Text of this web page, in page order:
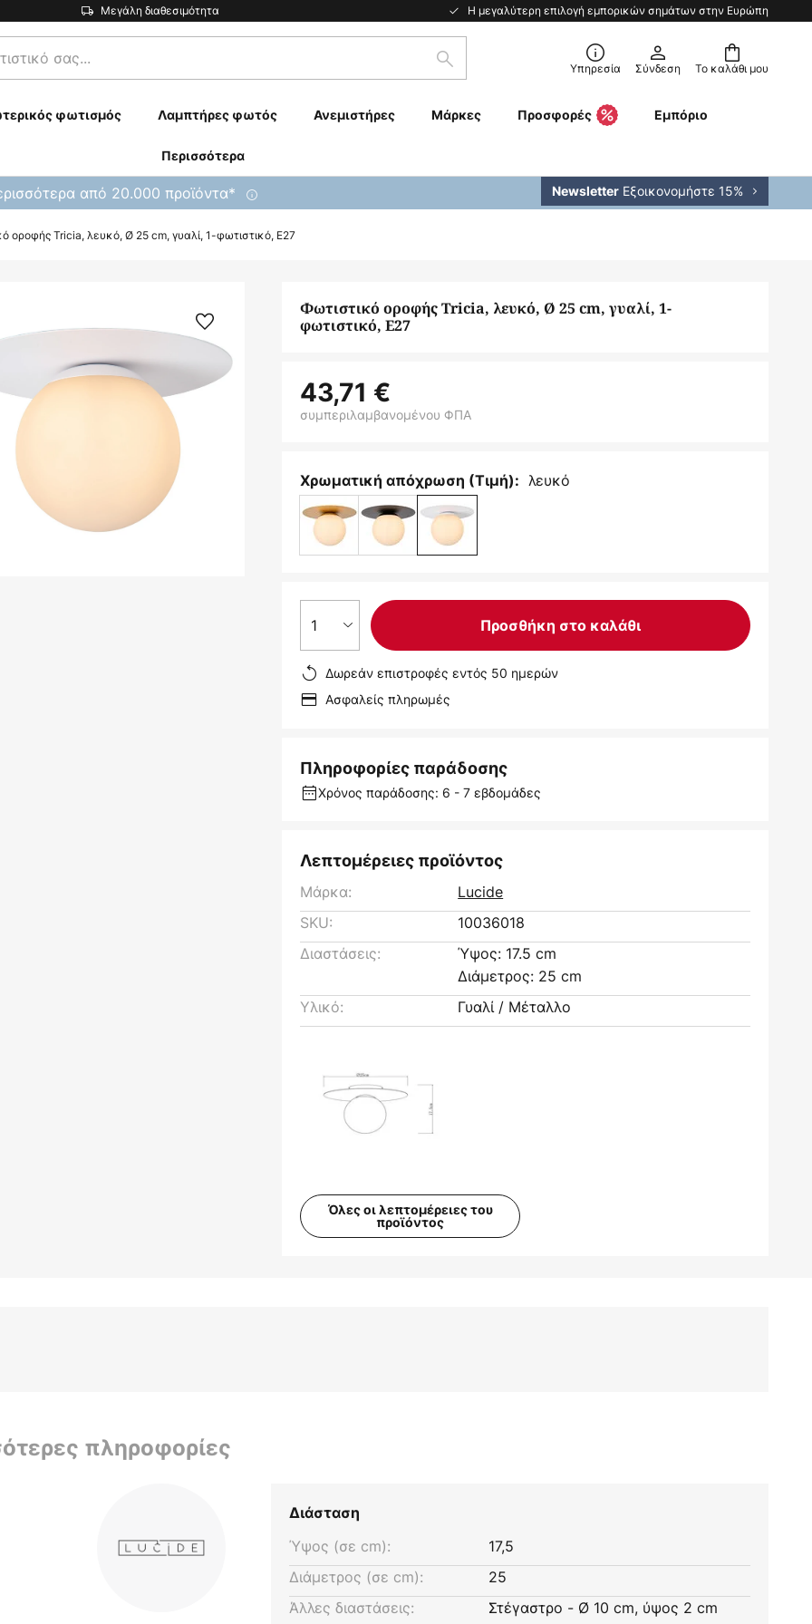
Μεγάλη διαθεσιμότητα Η μεγαλύτερη επιλογή εμπορικών σημάτων στην Ευρώπη
Το καλάθι μου
Αναζήτηση Υπηρεσία Σύνδεση
φωτισμός Λαμπτήρες φωτός Ανεμιστήρες Μάρκες Προσφορές Εμπόριο
Περισσότερα
από 20.000 προϊόντα* Newsletter Εξοικονομήστε 15%
οροφής Tricia, λευκό, Ø 25 cm, γυαλί, 1-φωτιστικό, E27
Φωτιστικό οροφής Tricia, λευκό, Ø 25 cm, γυαλί, 1-
φωτιστικό, E27
43,71 €
συμπεριλαμβανομένου ΦΠΑ
Χρωματική απόχρωση (Τιμή): λευκό
1 Προσθήκη στο καλάθι
Δωρεάν επιστροφές εντός 50 ημερών
Ασφαλείς πληρωμές
Πληροφορίες παράδοσης
Χρόνος παράδοσης: 6 - 7 εβδομάδες
Λεπτομέρειες προϊόντος
Μάρκα:
Lucide
SKU:
10036018
Διαστάσεις:
Ύψος: 17.5 cm
Διάμετρος: 25 cm
Υλικό:
Γυαλί / Μέταλλο
Όλες οι λεπτομέρειες του
προϊόντος
πληροφορίες
Διάσταση
Ύψος (σε cm):
17,5
Διάμετρος (σε cm):
25
Άλλες διαστάσεις:
Στέγαστρο - Ø 10 cm, ύψος 2 cm